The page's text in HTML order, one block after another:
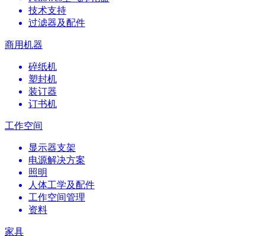
技术支持
过滤器及配件
商用机器
碎纸机
塑封机
装订器
订书机
工作空间
显示器支架
电源解决方案
照明
人体工学及配件
工作空间管理
资料
家具